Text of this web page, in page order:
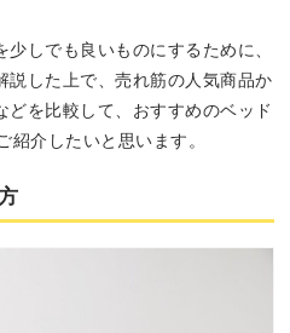
しでも良いものにするために、
説した上で、売れ筋の人気商品か
どを比較して、おすすめのベッド
紹介したいと思います。